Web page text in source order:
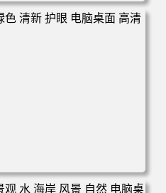
山脉 蓝色 电脑桌面 高清壁纸
新 护眼 电脑桌面 高清壁纸